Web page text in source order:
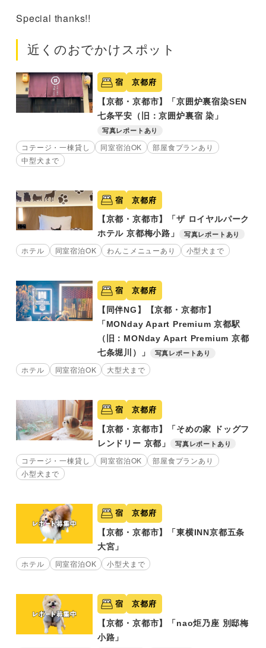
Special thanks!!
近くのおでかけスポット
宿 京都府
【京都・京都市】「京囲炉裏宿染SEN
七条平安（旧：京囲炉裏宿 染」
写真レポートあり
コテージ・一棟貸し 同室宿泊OK
部屋食プランあり
中型犬まで
宿 京都府
【京都・京都市】「ザ ロイヤルパーク
ホテル 京都梅小路」
写真レポートあり
ホテル 同室宿泊OK わんこメニューあり 小型犬まで
宿 京都府
【同伴NG】【京都・京都市】
「MONday Apart Premium 京都駅
（旧：MONday Apart Premium 京都
七条堀川）」
写真レポートあり
ホテル 同室宿泊OK 大型犬まで
宿 京都府
【京都・京都市】「そめの家 ドッグフ
レンドリー 京都」
写真レポートあり
コテージ・一棟貸し 同室宿泊OK
部屋食プランあり
小型犬まで
宿 京都府
【京都・京都市】「東横INN京都五条
大宮」
ホテル 同室宿泊OK 小型犬まで
宿 京都府
【京都・京都市】「nao炬乃座 別邸梅
小路」